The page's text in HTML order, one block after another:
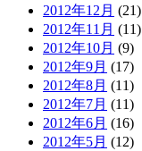
2012年12月 (21)
2012年11月 (11)
2012年10月 (9)
2012年9月 (17)
2012年8月 (11)
2012年7月 (11)
2012年6月 (16)
2012年5月 (12)